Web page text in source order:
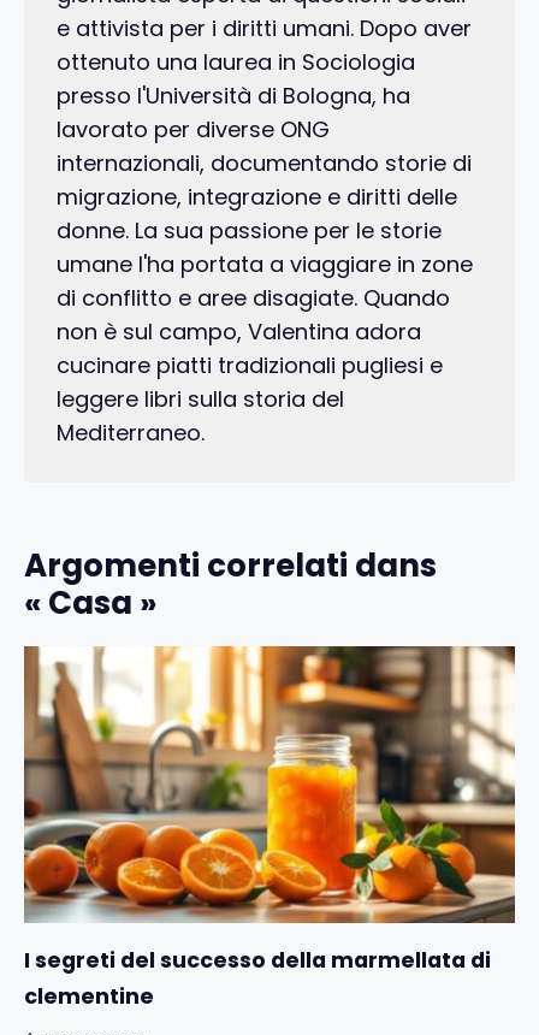
e attivista per i diritti umani. Dopo aver
ottenuto una laurea in Sociologia
presso l'Università di Bologna, ha
lavorato per diverse ONG
internazionali, documentando storie di
migrazione, integrazione e diritti delle
donne. La sua passione per le storie
umane l'ha portata a viaggiare in zone
di conflitto e aree disagiate. Quando
non è sul campo, Valentina adora
cucinare piatti tradizionali pugliesi e
leggere libri sulla storia del
Mediterraneo.
Argomenti correlati dans
« Casa »
I segreti del successo della marmellata di
clementine